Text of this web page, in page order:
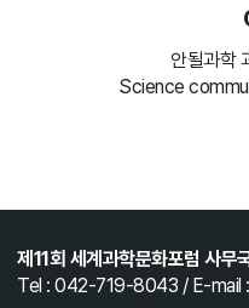
안될과학
Science
제11회 세계과학문화포럼 사무
Tel : 042-719-8043 / E-mail